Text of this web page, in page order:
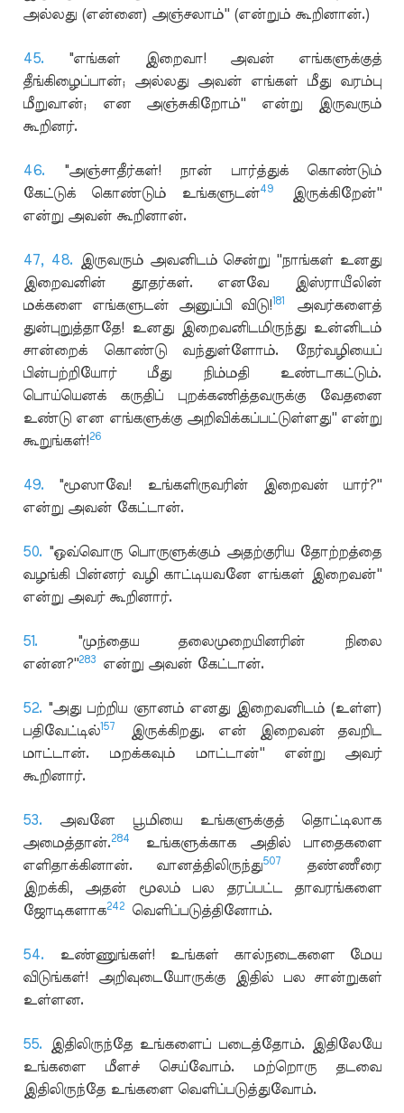
அல்லது (என்னை) அஞ்சலாம்'' (என்றும் கூறினான்.)
45. "எங்கள் இறைவா! அவன் எங்களுக்குத்
தீங்கிழைப்பான்; அல்லது அவன் எங்கள் மீது வரம்பு
மீறுவான்; என அஞ்சுகிறோம்'' என்று இருவரும்
கூறினர்.
46. "அஞ்சாதீர்கள்! நான் பார்த்துக் கொண்டும்
கேட்டுக் கொண்டும் உங்களுடன்49
இருக்கிறேன்''
என்று அவன் கூறினான்.
47, 48.
இருவரும் அவனிடம் சென்று ''நாங்கள் உனது
இறைவனின் தூதர்கள். எனவே இஸ்ராயீலின்
மக்களை எங்களுடன் அனுப்பி விடு!181
அவர்களைத்
துன்புறுத்தாதே! உனது இறைவனிடமிருந்து உன்னிடம்
சான்றைக் கொண்டு வந்துள்ளோம். நேர்வழியைப்
பின்பற்றியோர் மீது நிம்மதி உண்டாகட்டும்.
பொய்யெனக் கருதிப் புறக்கணித்தவருக்கு வேதனை
உண்டு என எங்களுக்கு அறிவிக்கப்பட்டுள்ளது'' என்று
கூறுங்கள்!26
49. "மூஸாவே! உங்களிருவரின் இறைவன் யார்?''
என்று அவன் கேட்டான்.
50. "ஒவ்வொரு பொருளுக்கும் அதற்குரிய தோற்றத்தை
வழங்கி பின்னர் வழி காட்டியவனே எங்கள் இறைவன்''
என்று அவர் கூறினார்.
51. "முந்தைய தலைமுறையினரின் நிலை
என்ன?''283 என்று அவன் கேட்டான்.
52. "அது பற்றிய ஞானம் எனது இறைவனிடம் (உள்ள)
பதிவேட்டில்157
இருக்கிறது. என் இறைவன் தவறிட
மாட்டான். மறக்கவும் மாட்டான்'' என்று அவர்
கூறினார்.
53. அவனே பூமியை உங்களுக்குத் தொட்டிலாக
அமைத்தான்.284
உங்களுக்காக அதில் பாதைகளை
எளிதாக்கினான். வானத்திலிருந்து507
தண்ணீரை
இறக்கி, அதன் மூலம் பல தரப்பட்ட தாவரங்களை
ஜோடிகளாக242 வெளிப்படுத்தினோம்.
54.
உண்ணுங்கள்! உங்கள் கால்நடைகளை மேய
விடுங்கள்! அறிவுடையோருக்கு இதில் பல சான்றுகள்
உள்ளன.
55.
இதிலிருந்தே உங்களைப் படைத்தோம். இதிலேயே
உங்களை மீளச் செய்வோம். மற்றொரு தடவை
இதிலிருந்தே உங்களை வெளிப்படுத்துவோம்.